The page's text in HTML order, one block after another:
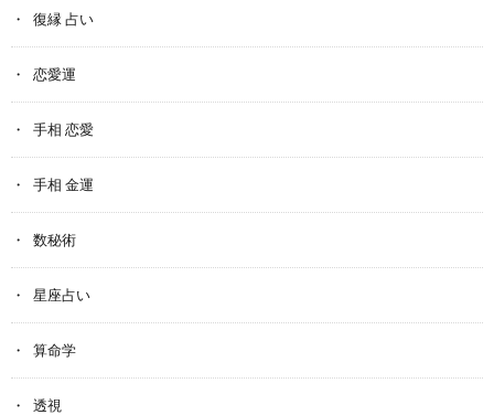
復縁 占い
恋愛運
手相 恋愛
手相 金運
数秘術
星座占い
算命学
透視